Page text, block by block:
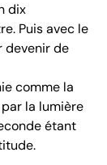
dix
Puis avec le
devenir de
comme la
la lumière
étant